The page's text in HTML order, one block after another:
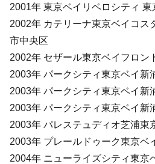
2001年 東京ベイリベロシティ
2002年 カテリーナ東京ベイコス
市中央区
2002年 セザール東京ベイフロン
2003年 パークシティ東京ベイ新
2003年 パークシティ東京ベイ新
2003年 パークシティ東京ベイ新
2003年 パレステュディオ芝浦東
2003年 プレールドゥーク東京ベ
2004年 ニューライズシティ東京